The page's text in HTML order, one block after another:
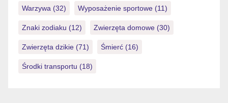
Warzywa (32) Wyposażenie sportowe (11)
Znaki zodiaku (12) Zwierzęta domowe (30)
Zwierzęta dzikie (71) Śmierć (16)
Środki transportu (18)